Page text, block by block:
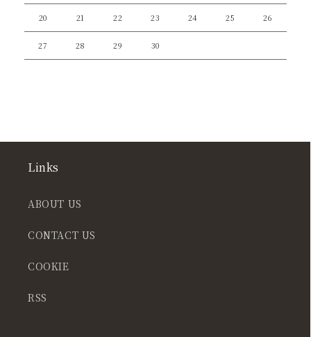
20 21 22 23 24 25 26
27 28 29 30
Links
ABOUT US
CONTACT US
COOKIE
RSS